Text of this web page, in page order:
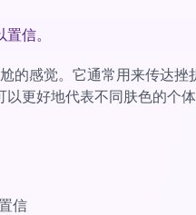
信。
的感觉。它通常用来传达挫
更好地代表不同肤色的个
信